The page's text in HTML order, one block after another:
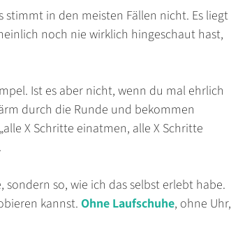
in den meisten Fällen nicht. Es liegt
noch nie wirklich hingeschaut hast,
Ist es aber nicht, wenn du mal ehrlich
durch die Runde und bekommen
alle X Schritte einatmen, alle X Schritte
so, wie ich das selbst erlebt habe.
kannst. Ohne Laufschuhe, ohne Uhr,